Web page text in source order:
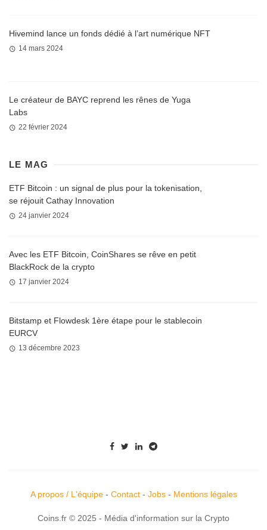
Hivemind lance un fonds dédié à l’art numérique NFT
14 mars 2024
Le créateur de BAYC reprend les rênes de Yuga
Labs
22 février 2024
LE MAG
ETF Bitcoin : un signal de plus pour la tokenisation,
se réjouit Cathay Innovation
24 janvier 2024
Avec les ETF Bitcoin, CoinShares se rêve en petit
BlackRock de la crypto
17 janvier 2024
Bitstamp et Flowdesk 1ère étape pour le stablecoin
EURCV
13 décembre 2023
A propos / L'équipe- Contact- Jobs- Mentions légales
Coins.fr © 2025 - Média d'information sur la Crypto